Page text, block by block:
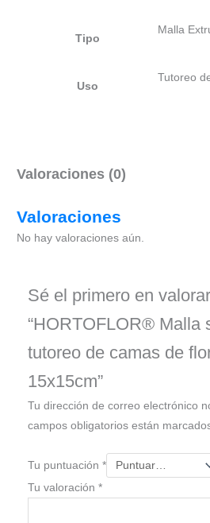
Tipo
Malla
Uso
Tutoreo
Valoraciones (0)
Valoraciones
No hay valoraciones aún.
Sé el primero en valorar
“HORTOFLOR® Malla
tutoreo de camas de
15x15cm”
Tu dirección de correo electrónico
campos obligatorios están
Tu puntuación *
Tu valoración *